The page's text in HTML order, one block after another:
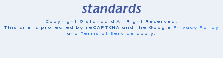
Copyright © standard All Right Reserved.
This site is protected by reCAPTCHA and the Google
Privacy Policy
and Terms of Service apply.